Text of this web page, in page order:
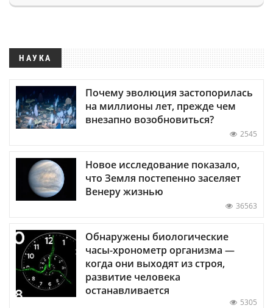
НАУКА
Почему эволюция застопорилась
на миллионы лет, прежде чем
внезапно возобновиться?
2545
Новое исследование показало,
что Земля постепенно заселяет
Венеру жизнью
36563
Обнаружены биологические
часы-хронометр организма —
когда они выходят из строя,
развитие человека
останавливается
5305